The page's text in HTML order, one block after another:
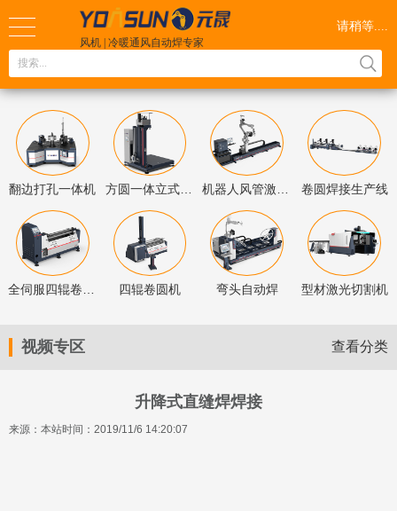
风机 | 冷暖通风自动焊专家
全国服务热线189 2873 2487
请稍等....
翻边打孔一体机 方圆一体立式直缝焊 机器人风管激光自动焊 卷圆焊接生产线
全伺服四辊卷圆机 四辊卷圆机 弯头自动焊 型材激光切割机
视频专区 查看分类
升降式直缝焊焊接
来源：本站时间：2019/11/6 14:20:07